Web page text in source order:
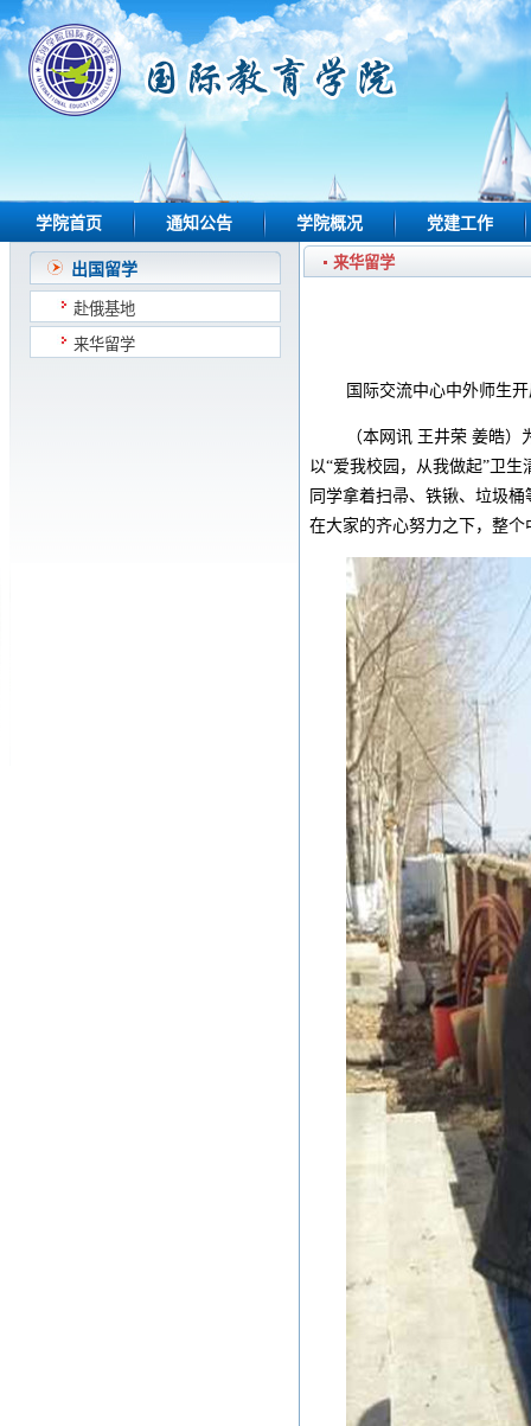
学院首页 通知公告 学院概况 党建工作
出国留学
赴俄基地
来华留学
来华留学
国际交流中心中外师生
（本网讯 王井荣 姜皓
以“爱我校园，从我做起”卫
同学拿着扫帚、铁锹、垃圾
在大家的齐心努力之下，整